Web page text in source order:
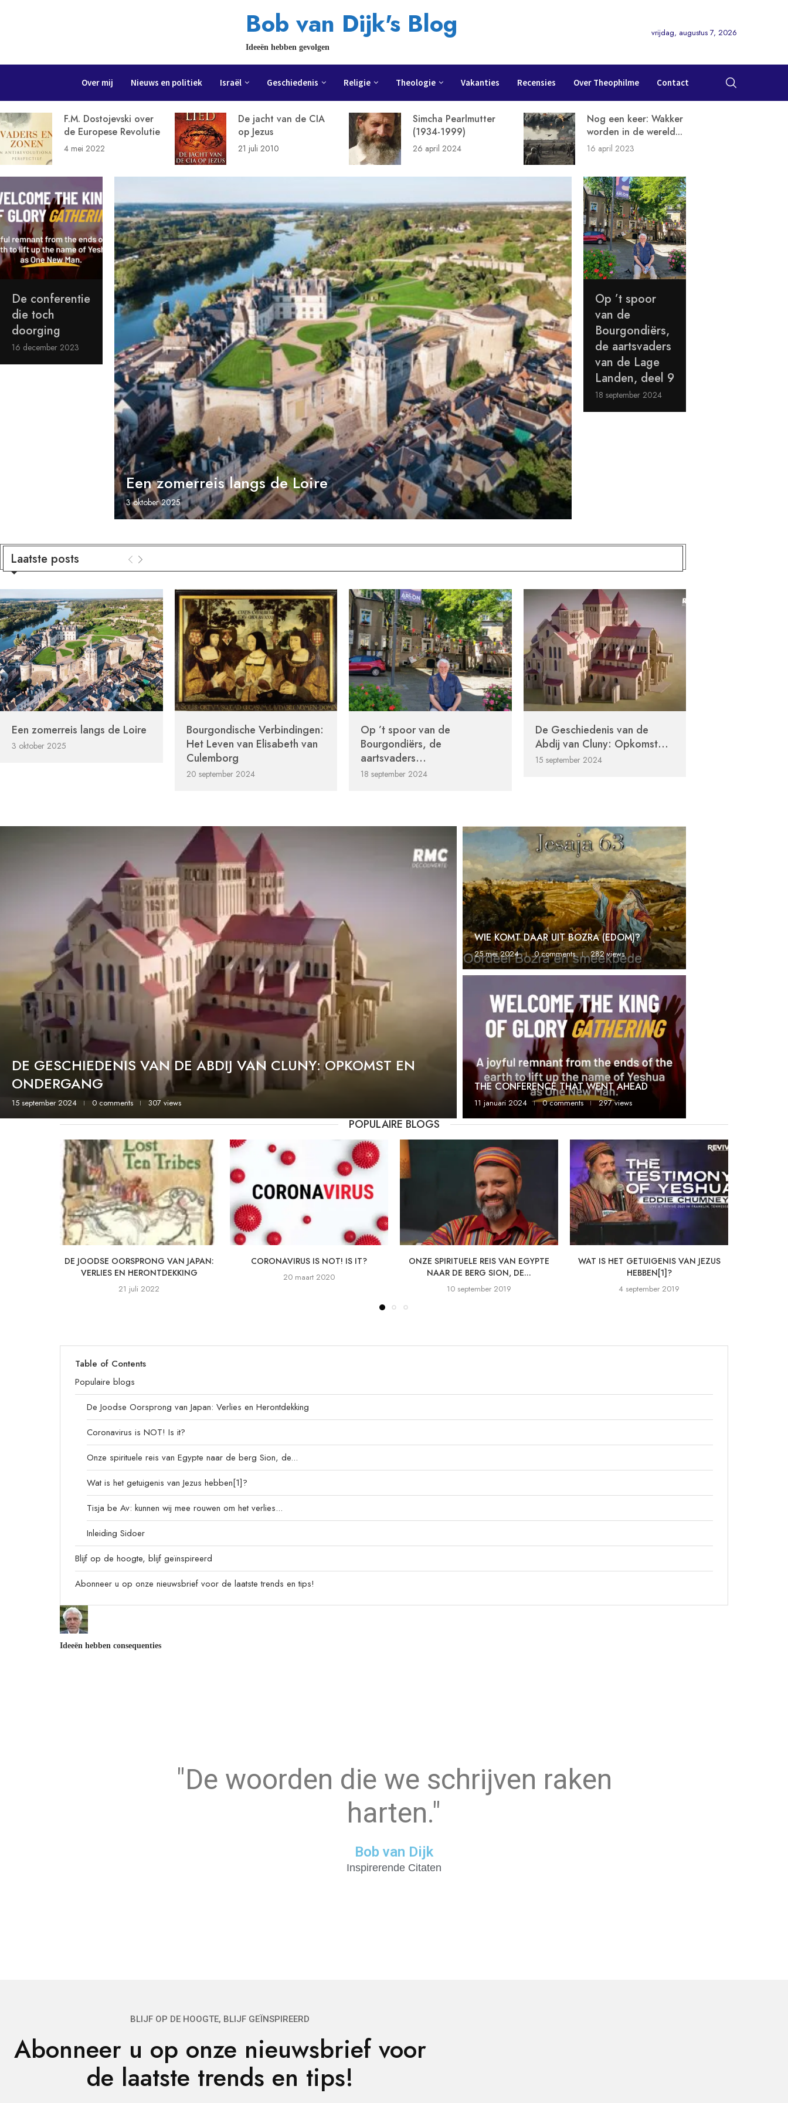
Bob van Dijk's Blog
Ideeën hebben gevolgen
vrijdag, augustus 7, 2026
Over mij Nieuws en politiek Israël Geschiedenis Religie Theologie Vakanties Recensies Over Theophilme Contact
F.M. Dostojevski over
de Europese Revolutie
4 mei 2022
De jacht van de CIA
op Jezus
21 juli 2010
Simcha Pearlmutter
(1934-1999)
26 april 2024
Nog een keer: Wakker
worden in de wereld...
16 april 2023
De conferentie
die toch
doorging
16 december 2023
Een zomerreis langs de Loire
3 oktober 2025
Op ’t spoor
van de
Bourgondiërs,
de aartsvaders
van de Lage
Landen, deel 9
18 september 2024
Laatste posts
Een zomerreis langs de Loire
3 oktober 2025
Bourgondische Verbindingen:
Het Leven van Elisabeth van
Culemborg
20 september 2024
Op ’t spoor van de
Bourgondiërs, de
aartsvaders...
18 september 2024
De Geschiedenis van de
Abdij van Cluny: Opkomst...
15 september 2024
DE GESCHIEDENIS VAN DE ABDIJ VAN CLUNY: OPKOMST EN
ONDERGANG
15 september 2024 0 comments 307 views
WIE KOMT DAAR UIT BOZRA (EDOM)?
25 mei 2024 0 comments 282 views
THE CONFERENCE THAT WENT AHEAD
11 januari 2024 0 comments 297 views
POPULAIRE BLOGS
DE JOODSE OORSPRONG VAN JAPAN:
VERLIES EN HERONTDEKKING
21 juli 2022
CORONAVIRUS IS NOT! IS IT?
20 maart 2020
ONZE SPIRITUELE REIS VAN EGYPTE
NAAR DE BERG SION, DE...
10 september 2019
WAT IS HET GETUIGENIS VAN JEZUS
HEBBEN[1]?
4 september 2019
Table of Contents
Populaire blogs
De Joodse Oorsprong van Japan: Verlies en Herontdekking
Coronavirus is NOT! Is it?
Onze spirituele reis van Egypte naar de berg Sion, de...
Wat is het getuigenis van Jezus hebben[1]?
Tisja be Av: kunnen wij mee rouwen om het verlies...
Inleiding Sidoer
Blijf op de hoogte, blijf geïnspireerd
Abonneer u op onze nieuwsbrief voor de laatste trends en tips!
Ideeën hebben consequenties
"De woorden die we schrijven raken
harten."
Bob van Dijk
Inspirerende Citaten
BLIJF OP DE HOOGTE, BLIJF GEÏNSPIREERD
Abonneer u op onze nieuwsbrief voor
de laatste trends en tips!